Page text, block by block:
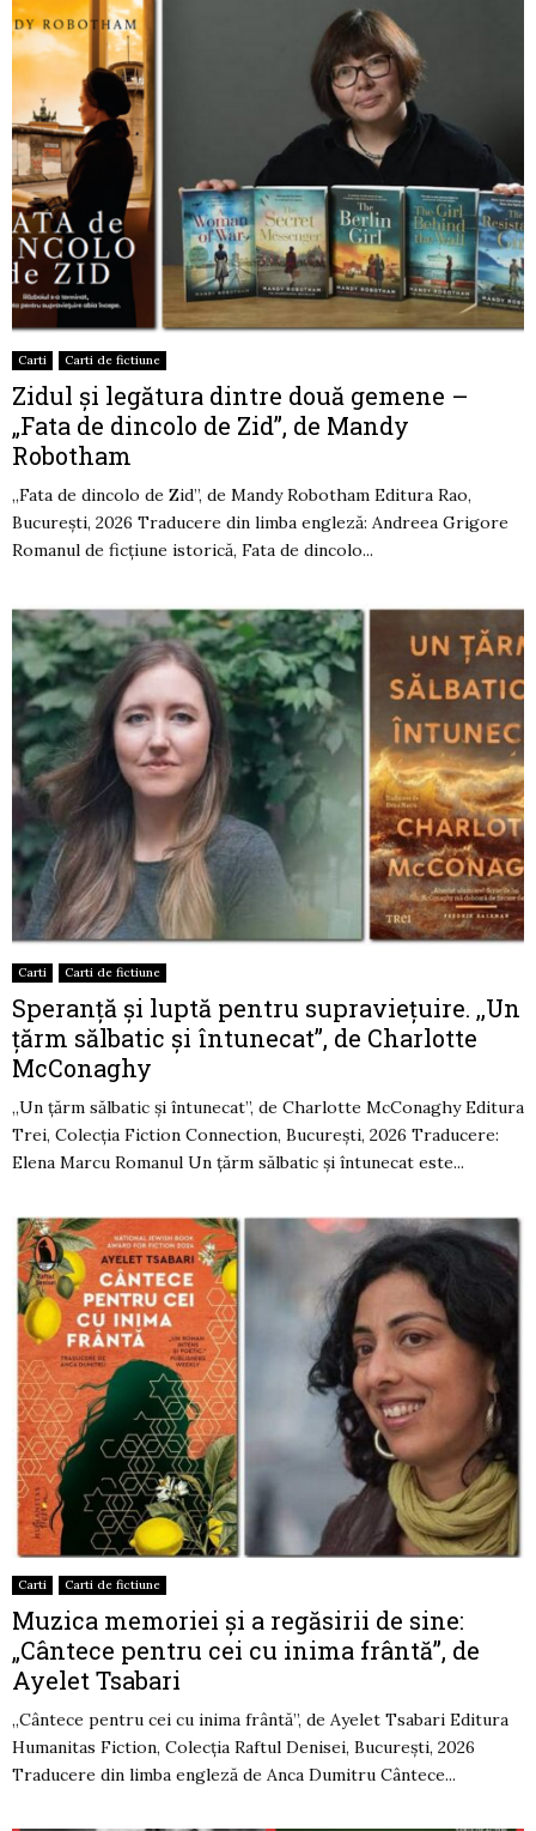
Carti Carti de fictiune
Zidul și legătura dintre două gemene –
„Fata de dincolo de Zid”, de Mandy
Robotham
,,Fata de dincolo de Zid”, de Mandy Robotham Editura Rao,
București, 2026 Traducere din limba engleză: Andreea Grigore
Romanul de ficțiune istorică, Fata de dincolo...
Carti Carti de fictiune
Speranță și luptă pentru supraviețuire. ,,Un
țărm sălbatic și întunecat”, de Charlotte
McConaghy
,,Un țărm sălbatic și întunecat”, de Charlotte McConaghy Editura
Trei, Colecția Fiction Connection, București, 2026 Traducere:
Elena Marcu Romanul Un țărm sălbatic și întunecat este...
Carti Carti de fictiune
Muzica memoriei și a regăsirii de sine:
„Cântece pentru cei cu inima frântă”, de
Ayelet Tsabari
„Cântece pentru cei cu inima frântă”, de Ayelet Tsabari Editura
Humanitas Fiction, Colecția Raftul Denisei, București, 2026
Traducere din limba engleză de Anca Dumitru Cântece...